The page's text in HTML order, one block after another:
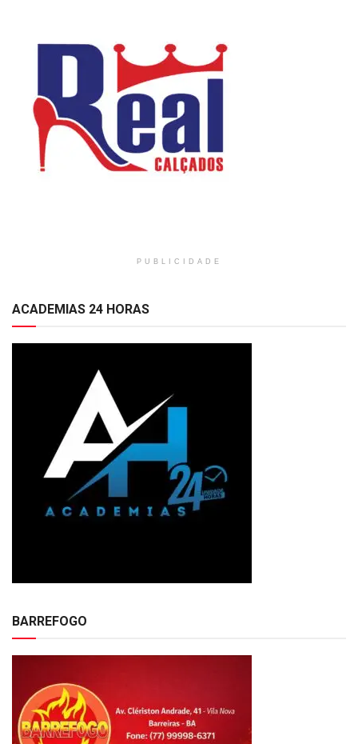
PUBLICIDADE
ACADEMIAS 24 HORAS
BARREFOGO